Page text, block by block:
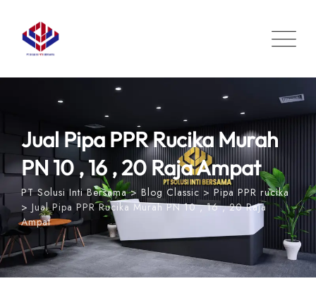
content
Jual Pipa PPR Rucika Murah
PN 10 , 16 , 20 Raja Ampat
PT Solusi Inti Bersama> Blog Classic > Pipa PPR rucika
>Jual Pipa PPR Rucika Murah PN 10 , 16 , 20 Raja
Ampat